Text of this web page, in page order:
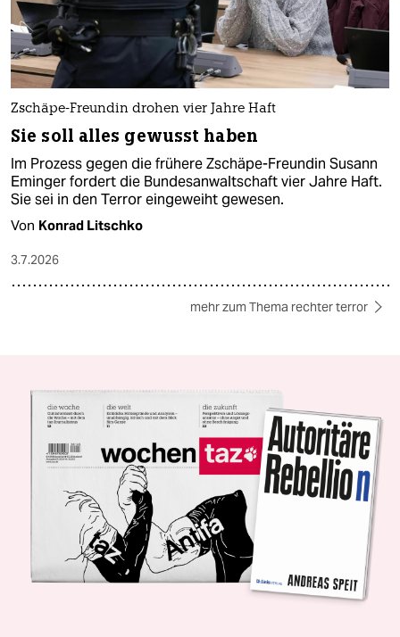
Zschäpe-Freundin drohen vier Jahre Haft
Sie soll alles gewusst haben
Im Prozess gegen die frühere Zschäpe-Freundin Susann
Eminger fordert die Bundesanwaltschaft vier Jahre Haft.
Sie sei in den Terror eingeweiht gewesen.
Von Konrad Litschko
3.7.2026
mehr zum Thema rechter terror